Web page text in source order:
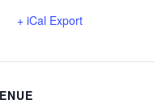
+ iCal Export